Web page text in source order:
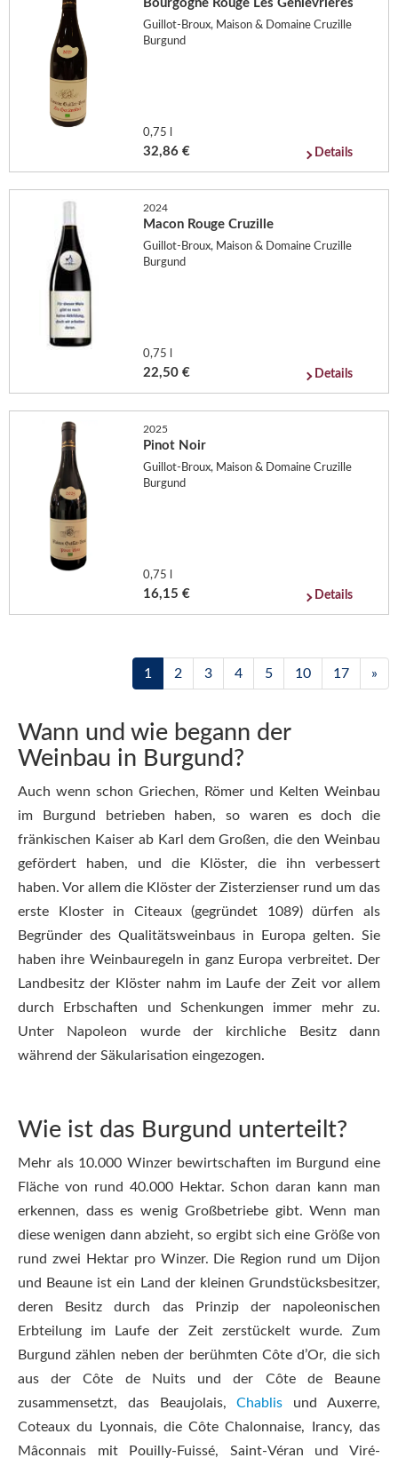
Bourgogne Rouge Les Genievrieres
Guillot-Broux, Maison & Domaine Cruzille
Burgund
0,75 l
32,86 € Details
2024
Macon Rouge Cruzille
Guillot-Broux, Maison & Domaine Cruzille
Burgund
0,75 l
22,50 € Details
2025
Pinot Noir
Guillot-Broux, Maison & Domaine Cruzille
Burgund
0,75 l
16,15 € Details
1 2 3 4 5 10 17 »
Wann und wie begann der
Weinbau in Burgund?
Auch wenn schon Griechen, Römer und Kelten Weinbau
im Burgund betrieben haben, so waren es doch die
fränkischen Kaiser ab Karl dem Großen, die den Weinbau
gefördert haben, und die Klöster, die ihn verbessert
haben. Vor allem die Klöster der Zisterzienser rund um das
erste Kloster in Citeaux (gegründet 1089) dürfen als
Begründer des Qualitätsweinbaus in Europa gelten. Sie
haben ihre Weinbauregeln in ganz Europa verbreitet. Der
Landbesitz der Klöster nahm im Laufe der Zeit vor allem
durch Erbschaften und Schenkungen immer mehr zu.
Unter Napoleon wurde der kirchliche Besitz dann
während der Säkularisation eingezogen.
Wie ist das Burgund unterteilt?
Mehr als 10.000 Winzer bewirtschaften im Burgund eine
Fläche von rund 40.000 Hektar. Schon daran kann man
erkennen, dass es wenig Großbetriebe gibt. Wenn man
diese wenigen dann abzieht, so ergibt sich eine Größe von
rund zwei Hektar pro Winzer. Die Region rund um Dijon
und Beaune ist ein Land der kleinen Grundstücksbesitzer,
deren Besitz durch das Prinzip der napoleonischen
Erbteilung im Laufe der Zeit zerstückelt wurde. Zum
Burgund zählen neben der berühmten Côte d’Or, die sich
aus der Côte de Nuits und der Côte de Beaune
zusammensetzt, das Beaujolais,Chablis und Auxerre,
Coteaux du Lyonnais, die Côte Chalonnaise, Irancy, das
Mâconnais mit Pouilly-Fuissé, Saint-Véran und Viré-